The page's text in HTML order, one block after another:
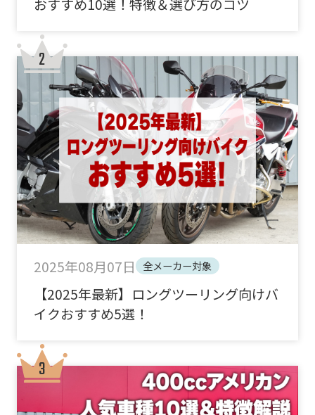
おすすめ10選！特徴＆選び方のコツ
2025年08月07日 全メーカー対象
【2025年最新】ロングツーリング向けバ
イクおすすめ5選！